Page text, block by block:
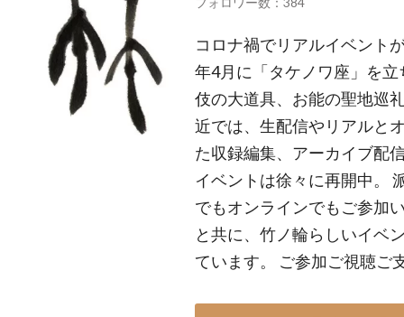
コロナ禍でリアルイベント
年4月に「タケノワ座」を
伎の大道具、お能の聖地巡
近では、生配信やリアルと
た収録編集、アーカイブ配
イベントは徐々に再開中。
でもオンラインでもご参加
と共に、竹ノ輪らしいイベ
ています。 ご参加ご視聴ご